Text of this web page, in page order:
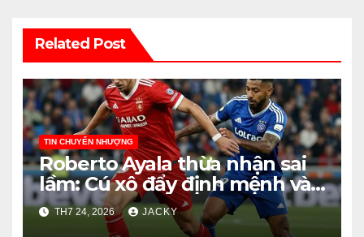
Related Post
TIN CHUYỂN NHƯỢNG
Roberto Ayala thừa nhận sai
lầm: Cú xô đẩy định mệnh và
bài học cho ban huấn luyện
Argentina
TH7 24, 2026 JACKY